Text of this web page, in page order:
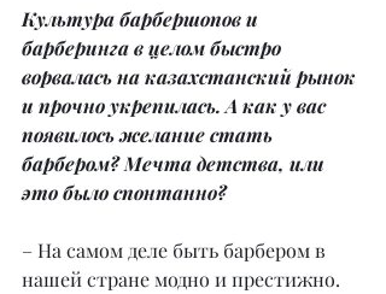
Культура барбершопов и
барберинга в целом быстро
ворвалась на казахстанский рынок
и прочно укрепилась. А как у вас
появилось желание стать
барбером? Мечта детства, или
это было спонтанно?
– На самом деле быть барбером в
нашей стране модно и престижно.